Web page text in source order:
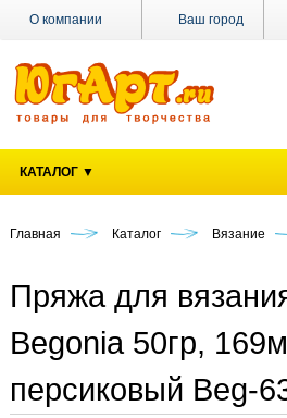
Ваш город
О компании
Оплата
Наши
магазины
Новости
Контакты
КАТАЛОГ ▼
Главная Каталог Вязание
Пряжа для
Begonia 50гр,
персиковый Beg-